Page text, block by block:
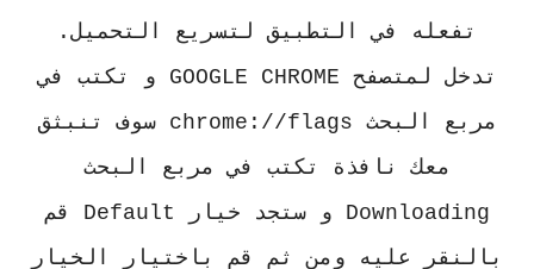
تفعله في التطبيق لتسريع التحميل.
تدخل لمتصفح GOOGLE CHROME و تكتب في
مربع البحث chrome://flags سوف تنبثق
معك نافذة تكتب في مربع البحث
Downloading و ستجد خيار Default قم
بالنقر عليه ومن ثم قم باختيار الخيار